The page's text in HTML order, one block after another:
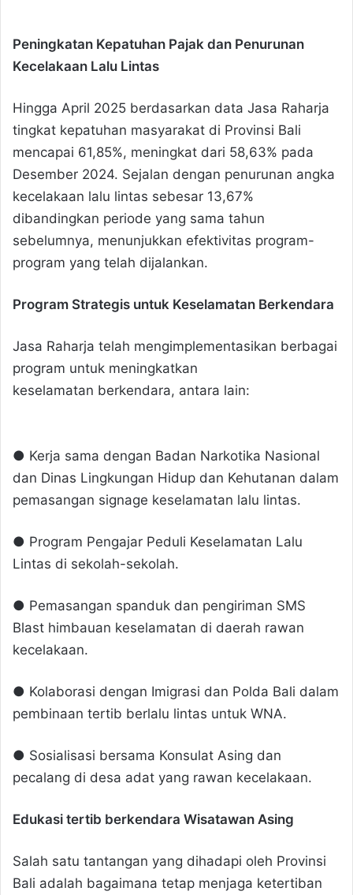
Peningkatan Kepatuhan Pajak dan Penurunan
Kecelakaan Lalu Lintas
Hingga April 2025 berdasarkan data Jasa Raharja
tingkat kepatuhan masyarakat di Provinsi Bali
mencapai 61,85%, meningkat dari 58,63% pada
Desember 2024. Sejalan dengan penurunan angka
kecelakaan lalu lintas sebesar 13,67%
dibandingkan periode yang sama tahun
sebelumnya, menunjukkan efektivitas program-
program yang telah dijalankan.
Program Strategis untuk Keselamatan Berkendara
Jasa Raharja telah mengimplementasikan berbagai
program untuk meningkatkan
keselamatan berkendara, antara lain:
● Kerja sama dengan Badan Narkotika Nasional
dan Dinas Lingkungan Hidup dan Kehutanan dalam
pemasangan signage keselamatan lalu lintas.
● Program Pengajar Peduli Keselamatan Lalu
Lintas di sekolah-sekolah.
● Pemasangan spanduk dan pengiriman SMS
Blast himbauan keselamatan di daerah rawan
kecelakaan.
● Kolaborasi dengan Imigrasi dan Polda Bali dalam
pembinaan tertib berlalu lintas untuk WNA.
● Sosialisasi bersama Konsulat Asing dan
pecalang di desa adat yang rawan kecelakaan.
Edukasi tertib berkendara Wisatawan Asing
Salah satu tantangan yang dihadapi oleh Provinsi
Bali adalah bagaimana tetap menjaga ketertiban